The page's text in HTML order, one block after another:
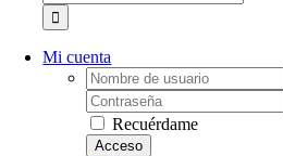
Mi cuenta
Username:
Password:
Recuérdame